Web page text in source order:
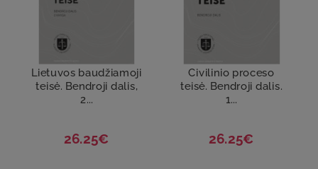
Lietuvos baudžiamoji
teisė. Bendroji dalis,
2...
26.25€
Civilinio proceso
teisė. Bendroji dalis.
1...
26.25€